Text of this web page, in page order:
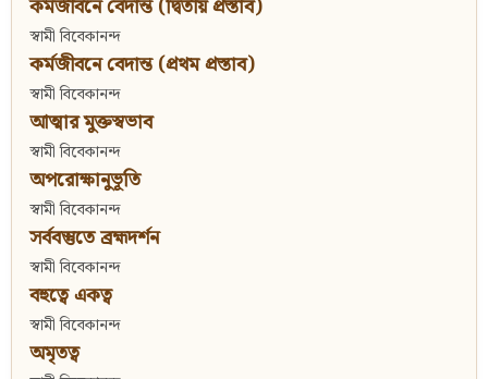
কর্মজীবনে বেদান্ত (দ্বিতীয় প্রস্তাব)
স্বামী বিবেকানন্দ
কর্মজীবনে বেদান্ত (প্রথম প্রস্তাব)
স্বামী বিবেকানন্দ
আত্মার মুক্তস্বভাব
স্বামী বিবেকানন্দ
অপরোক্ষানুভূতি
স্বামী বিবেকানন্দ
সর্ববস্তুতে ব্রহ্মদর্শন
স্বামী বিবেকানন্দ
বহুত্বে একত্ব
স্বামী বিবেকানন্দ
অমৃতত্ব